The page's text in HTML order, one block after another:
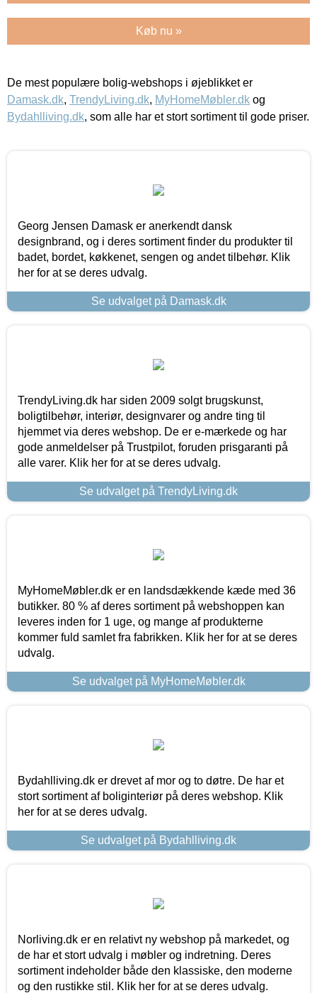
Køb nu »
De mest populære bolig-webshops i øjeblikket er
Damask.dk, TrendyLiving.dk, MyHomeMøbler.dk og
Bydahlliving.dk, som alle har et stort sortiment til gode priser.
Georg Jensen Damask er anerkendt dansk
designbrand, og i deres sortiment finder du produkter til
badet, bordet, køkkenet, sengen og andet tilbehør. Klik
her for at se deres udvalg.
Se udvalget på Damask.dk
TrendyLiving.dk har siden 2009 solgt brugskunst,
boligtilbehør, interiør, designvarer og andre ting til
hjemmet via deres webshop. De er e-mærkede og har
gode anmeldelser på Trustpilot, foruden prisgaranti på
alle varer. Klik her for at se deres udvalg.
Se udvalget på TrendyLiving.dk
MyHomeMøbler.dk er en landsdækkende kæde med 36
butikker. 80 % af deres sortiment på webshoppen kan
leveres inden for 1 uge, og mange af produkterne
kommer fuld samlet fra fabrikken. Klik her for at se deres
udvalg.
Se udvalget på MyHomeMøbler.dk
Bydahlliving.dk er drevet af mor og to døtre. De har et
stort sortiment af boliginteriør på deres webshop. Klik
her for at se deres udvalg.
Se udvalget på Bydahlliving.dk
Norliving.dk er en relativt ny webshop på markedet, og
de har et stort udvalg i møbler og indretning. Deres
sortiment indeholder både den klassiske, den moderne
og den rustikke stil. Klik her for at se deres udvalg.